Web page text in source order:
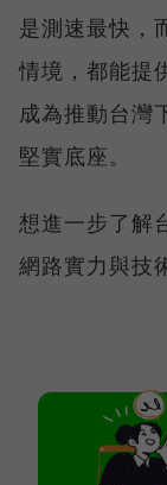
是測速最快，
情境，都能提
成為推動台灣
堅實底座。
想進一步了解
網路實力與技